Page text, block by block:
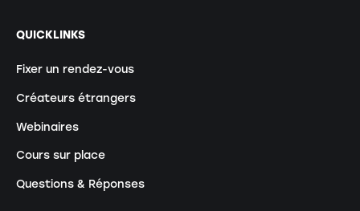
QUICKLINKS
Fixer un rendez-vous
Créateurs étrangers
Webinaires
Cours sur place
Questions & Réponses